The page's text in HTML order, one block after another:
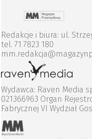
Redakcje i biura: ul.
tel. 71 7823 180
Wydawca: Raven Media
021366963 Organ
Fabrycznej VI Wydział